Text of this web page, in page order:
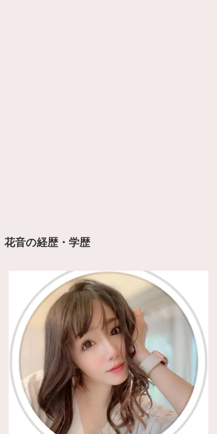
花音の経歴・学歴